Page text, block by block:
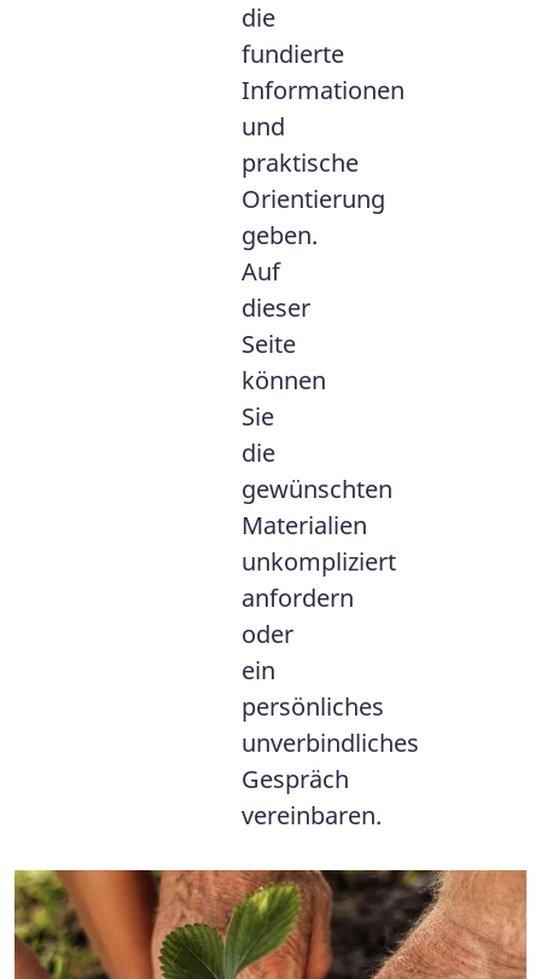
die
fundierte
Informationen
und
praktische
Orientierung
geben.
Auf
dieser
Seite
können
Sie
die
gewünschten
Materialien
unkompliziert
anfordern
oder
ein
persönliches
unverbindliches
Gespräch
vereinbaren.